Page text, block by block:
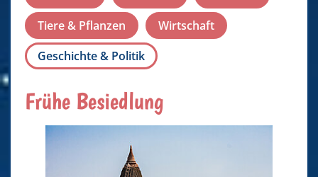
Tiere & Pflanzen
Wirtschaft
Geschichte & Politik
Frühe Besiedlung